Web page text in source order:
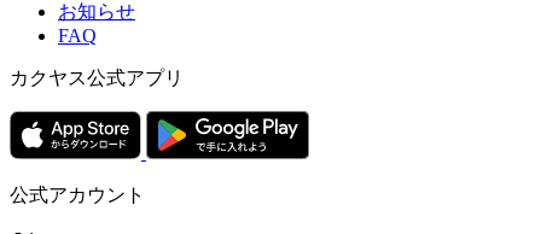
お知らせ
FAQ
カクヤス公式アプリ
公式アカウント